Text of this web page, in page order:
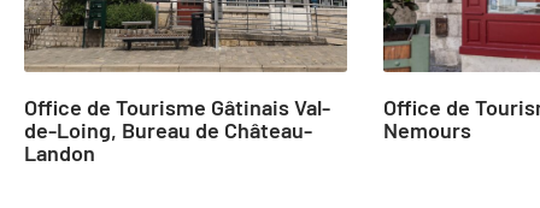
Office de Tourisme Gâtinais Val-
de-Loing, Bureau de Château-
Landon
Office de
Nemours